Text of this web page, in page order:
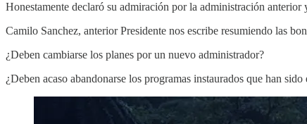
Honestamente declaró su admiración por la administración
Camilo Sanchez, anterior Presidente nos escribe resumiendo las
¿Deben cambiarse los planes por un nuevo administrador?
¿Deben acaso abandonarse los programas instaurados que han